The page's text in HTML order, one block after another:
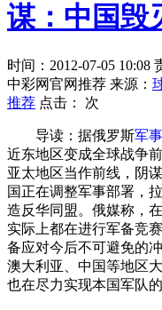
谋：中国毁
时间：2012-07-05
中彩网官网推荐 来源：
推荐 点击： 次
导读：据俄罗斯军事
近东地区变成全球战争
亚太地区当作前线，阴
国正在调整军事部署，
造反华同盟。俄媒称，
实际上都在进行军备竞
备应对今后不可避免的
澳大利亚、中国等地区
也在尽力实现本国军队